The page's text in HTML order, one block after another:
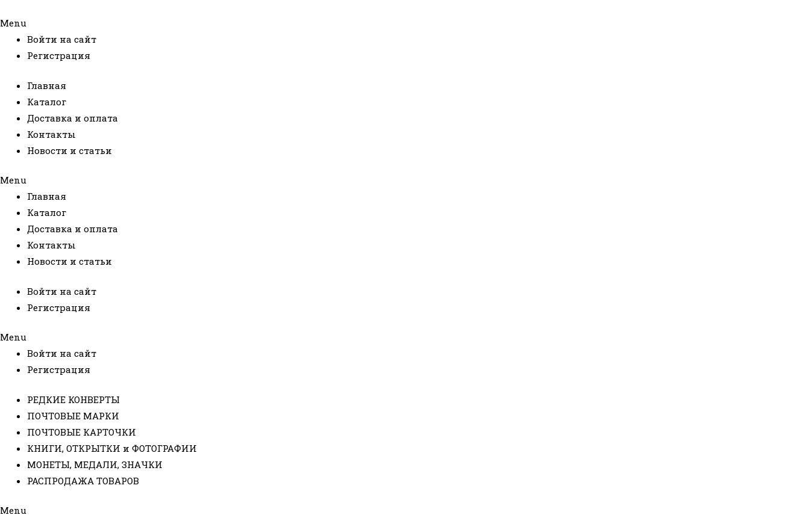
Menu
Войти на сайт
Регистрация
Главная
Каталог
Доставка и оплата
Контакты
Новости и статьи
Menu
Главная
Каталог
Доставка и оплата
Контакты
Новости и статьи
Войти на сайт
Регистрация
Menu
Войти на сайт
Регистрация
РЕДКИЕ КОНВЕРТЫ
ПОЧТОВЫЕ МАРКИ
ПОЧТОВЫЕ КАРТОЧКИ
КНИГИ, ОТКРЫТКИ и ФОТОГРАФИИ
МОНЕТЫ, МЕДАЛИ, ЗНАЧКИ
РАСПРОДАЖА ТОВАРОВ
Menu